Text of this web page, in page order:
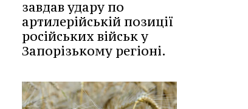
завдав удару по
артилерійській позиції
російських військ у
Запорізькому регіоні.